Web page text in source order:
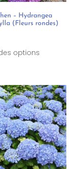
– Hydrangea
(Fleurs rondes)
options